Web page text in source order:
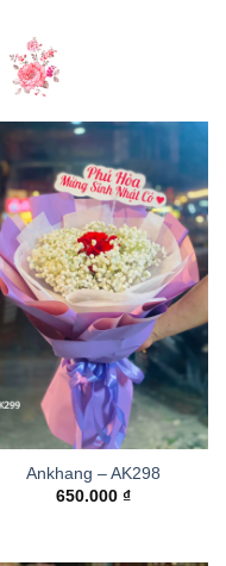
Ankhang – AK298
650.000 ₫